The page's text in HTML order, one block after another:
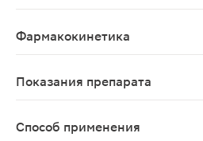
Фармакокинетика
Показания препарата
Способ применения